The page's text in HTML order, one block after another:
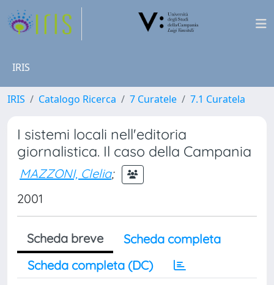
IRIS
IRIS Catalogo Ricerca 7 Curatele 7.1 Curatela
I sistemi locali nell'editoria
giornalistica. Il caso della Campania
MAZZONI, Clelia;
2001
Scheda breve
Scheda completa
Scheda completa (DC)